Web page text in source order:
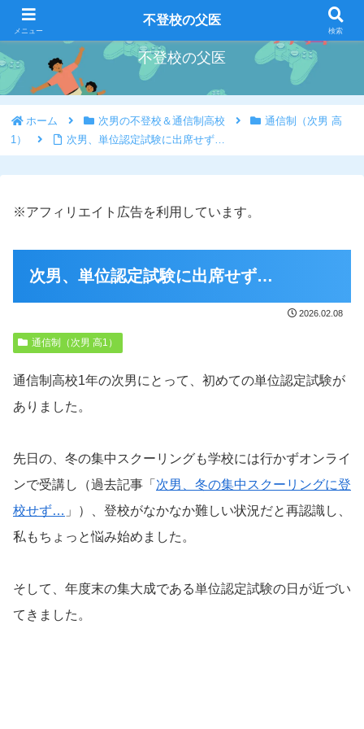
好きな事を好きな時にやろう
不登校の父医
ホーム 次男の不登校＆通信制高校
通信制（次男 高
1）
次男、単位認定試験に出席せず…
※アフィリエイト広告を利用しています。
次男、単位認定試験に出席せず…
2026.02.08
通信制（次男 高1）
通信制高校1年の次男にとって、初めての単位認定試験が
ありました。
先日の、冬の集中スクーリングも学校には行かずオンライ
ンで受講し（過去記事「 次男、冬の集中スクーリングに登
校せず… 」）、登校がなかなか難しい状況だと再認識し、
私もちょっと悩み始めました。
そして、年度末の集大成である単位認定試験の日が近づい
てきました。
メニュー
不登校の父医
検索